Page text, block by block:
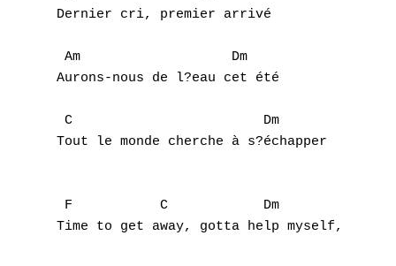
Dernier cri, premier arrivé
Am                   Dm
Aurons-nous de l?eau cet été
C                        Dm
Tout le monde cherche à s?échapper
F           C            Dm
Time to get away, gotta help myself, Soon